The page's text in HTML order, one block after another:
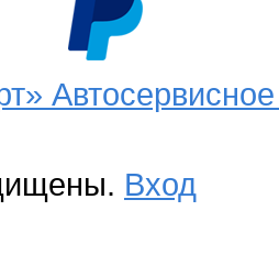
Вход